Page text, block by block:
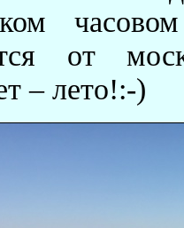
от
– лето!:-)